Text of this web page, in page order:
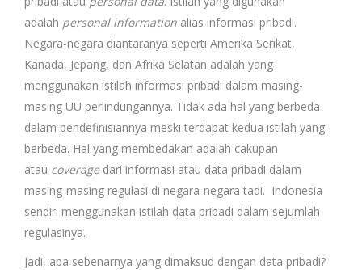
adalah personal information alias informasi pribadi.
Negara-negara diantaranya seperti Amerika Serikat,
Kanada, Jepang, dan Afrika Selatan adalah yang
menggunakan istilah informasi pribadi dalam masing-
masing UU perlindungannya. Tidak ada hal yang berbeda
dalam pendefinisiannya meski terdapat kedua istilah yang
berbeda. Hal yang membedakan adalah cakupan
atau coveragedari informasi atau data pribadi dalam
masing-masing regulasi di negara-negara tadi. Indonesia
sendiri menggunakan istilah data pribadi dalam sejumlah
regulasinya.
Jadi, apa sebenarnya yang dimaksud dengan data pribadi?